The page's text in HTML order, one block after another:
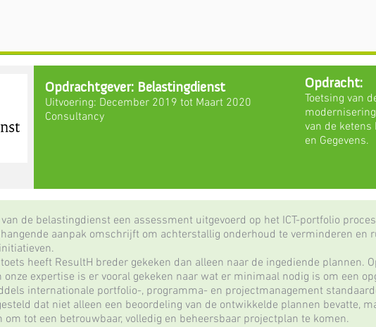
Opdrachtgever: Belastingdienst
​Uitvoering: December 2019 tot Maart 2020
Consultancy
Opdracht:
Toetsing van
van de ketens
en Gegevens. ​
de belastingdienst een assessment uitgevoerd op het ICT-portfolio
aanpak omschrijft om achterstallig onderhoud te verminderen en
heeft ResultH breder gekeken dan alleen naar de ingediende plannen.
onze expertise is er vooral gekeken naar wat er minimaal nodig is om een
internationale portfolio-, programma- en projectmanagement
dat niet alleen een beoordeling van de ontwikkelde plannen bevatte,
om tot een betrouwbaar, volledig en beheersbaar projectplan te komen.